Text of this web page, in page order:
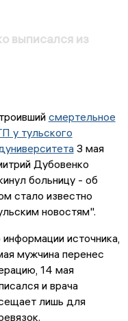
выписался из
смертельное
у тульского
3 мая
Дубовенко
больницу - об
стало известно
новостям".
источника,
мужчина перенес
14 мая
и врача
лишь для